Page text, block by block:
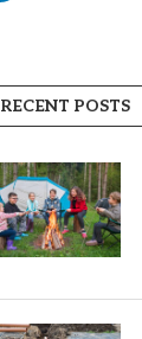
RECENT POSTS